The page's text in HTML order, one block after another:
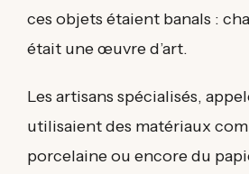
ces objets étaient banals :
était une œuvre d’art.
Les artisans spécialisés,
utilisaient des matériaux
porcelaine ou encore du